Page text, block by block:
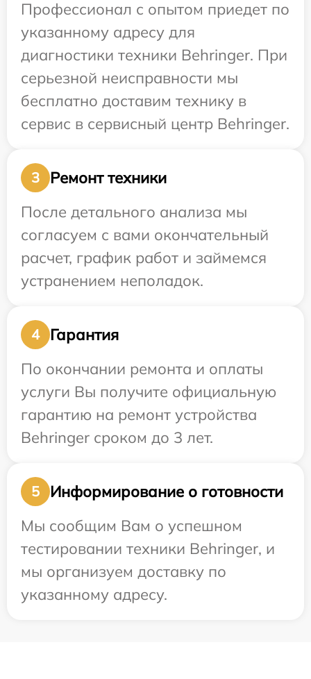
Профессионал с опытом приедет по
указанному адресу для
диагностики техники Behringer. При
серьезной неисправности мы
бесплатно доставим технику в
сервис в сервисный центр Behringer.
3
Ремонт техники
После детального анализа мы
согласуем с вами окончательный
расчет, график работ и займемся
устранением неполадок.
4
Гарантия
По окончании ремонта и оплаты
услуги Вы получите официальную
гарантию на ремонт устройства
Behringer сроком до 3 лет.
5
Информирование о готовности
Мы сообщим Вам о успешном
тестировании техники Behringer, и
мы организуем доставку по
указанному адресу.